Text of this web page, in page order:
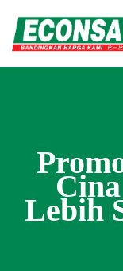
Lebih